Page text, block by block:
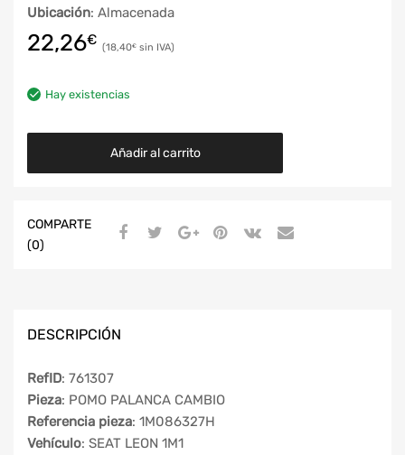
Ubicación: Almacenada
22,26€ 18,40€
Hay existencias
Añadir al carrito
COMPARTE
(0)
DESCRIPCIÓN
RefID: 761307
Pieza: POMO PALANCA CAMBIO
Referencia pieza: 1M086327H
Vehículo: SEAT LEON 1M1